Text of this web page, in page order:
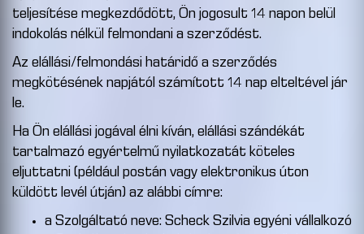
teljesítése megkezdődött, Ön jogosult 14 napon belül
indokolás nélkül felmondani a szerződést.
Az elállási/felmondási határidő a szerződés
megkötésének napjától számított 14 nap elteltével jár
le.
Ha Ön elállási jogával élni kíván, elállási szándékát
tartalmazó egyértelmű nyilatkozatát köteles
eljuttatni (például postán vagy elektronikus úton
küldött levél útján) az alábbi címre:
a Szolgáltató neve: Scheck Szilvia egyéni vállalkozó